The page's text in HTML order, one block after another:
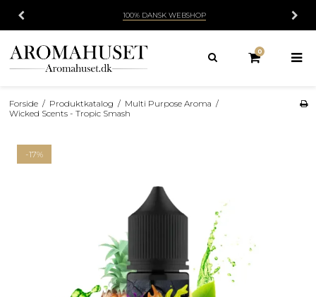
100% DANSK WEBSHOP
0
Forside / Produktkatalog / Multi Purpose Aroma /
Wicked Scents - Tropic Smash
-17%